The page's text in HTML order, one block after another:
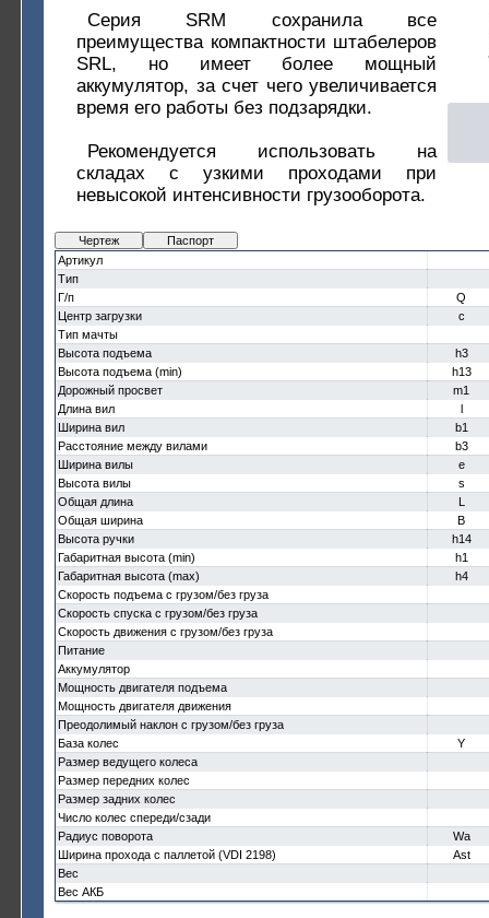
Серия SRM сохранила все
преимущества компактности штабелеров
SRL, но имеет более мощный
аккумулятор, за счет чего увеличивается
время его работы без подзарядки.
Рекомендуется использовать на
складах с узкими проходами при
невысокой интенсивности грузооборота.
Чертеж
Паспорт
Артикул
Тип
Г/п
Q
Центр загрузки
c
Тип мачты
Высота подъема
h3
Высота подъема (min)
h13
Дорожный просвет
m1
Длина вил
l
Ширина вил
b1
Расстояние между вилами
b3
Ширина вилы
e
Высота вилы
s
Общая длина
L
Общая ширина
B
Высота ручки
h14
Габаритная высота (min)
h1
Габаритная высота (max)
h4
Скорость подъема с грузом/без груза
Скорость спуска с грузом/без груза
Скорость движения с грузом/без груза
Питание
Аккумулятор
Мощность двигателя подъема
Мощность двигателя движения
Преодолимый наклон с грузом/без груза
База колес
Y
Размер ведущего колеса
Размер передних колес
Размер задних колес
Число колес спереди/сзади
Радиус поворота
Wa
Ширина прохода с паллетой (VDI 2198)
Ast
Вес
Вес АКБ